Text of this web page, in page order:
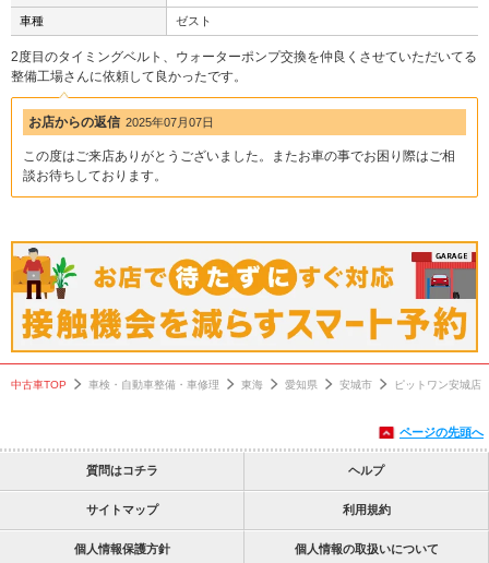
車種 ゼスト
2度目のタイミングベルト、ウォーターポンプ交換を仲良くさせていただいてる
整備工場さんに依頼して良かったです。
お店からの返信 2025年07月07日
この度はご来店ありがとうございました。またお車の事でお困り際はご相
談お待ちしております。
中古車TOP 車検・自動車整備・車修理 東海 愛知県 安城市 ピットワン安城店
ページの先頭へ
質問はコチラ ヘルプ
サイトマップ 利用規約
個人情報保護方針 個人情報の取扱いについて